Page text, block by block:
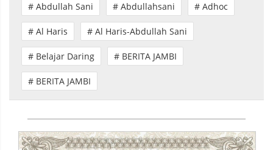
# Abdullah Sani
# Abdullahsani # Adhoc
# Al Haris # Al Haris-Abdullah Sani
# Belajar Daring # BERITA JAMBI
# BERITA JAMBI